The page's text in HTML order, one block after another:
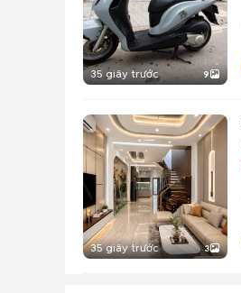
35 giây trước 9
35 giây trước 3